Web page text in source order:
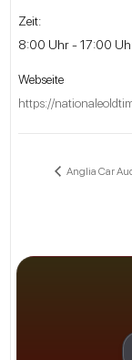
Zeit:
8:00 Uhr - 17:00
Webseite
https://
Anglia Car